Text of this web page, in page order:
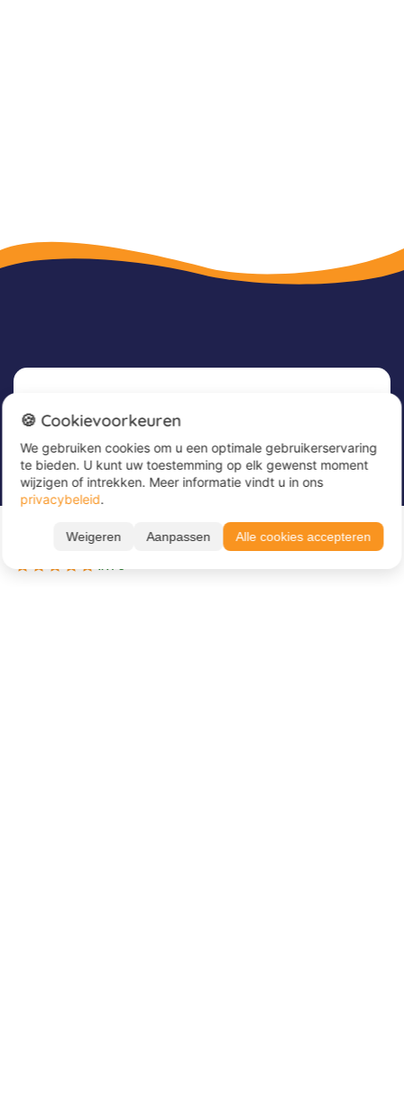
Vanaf 369 €
BOEK NU
Nieuwsbrief
Meld u nu aan voor onze nieuwsbrief om
geweldige aanbiedingen te ontvangen en op de
hoogte te blijven!
Voer hier uw e-mailadres in*
🍪 Cookievoorkeuren
We gebruiken cookies om u een optimale gebruikerservaring
te bieden. U kunt uw toestemming op elk gewenst moment
wijzigen of intrekken. Meer informatie vindt u in ons
privacybeleid.
Weigeren Aanpassen Alle cookies accepteren